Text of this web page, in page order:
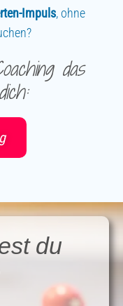
Impuls, ohne
das
du